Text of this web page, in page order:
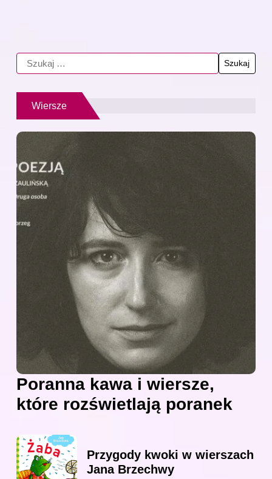
Wiersze
Poranna kawa i wiersze,
które rozświetlają poranek
Przygody kwoki w wierszach
Jana Brzechwy